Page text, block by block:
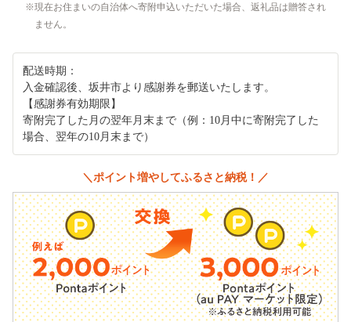
現在お住まいの自治体へ寄附申込いただいた場合、返礼品は贈答され
ません。
配送時期：
入金確認後、坂井市より感謝券を郵送いたします。
【感謝券有効期限】
寄附完了した月の翌年月末まで（例：10月中に寄附完了した
場合、翌年の10月末まで）
＼ポイント増やしてふるさと納税！／